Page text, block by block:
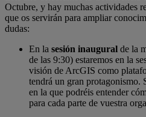
Octubre, y hay muchas actividades
que os servirán para ampliar
dudas:
En la sesión inaugural de la
de las 9:30) estaremos en la
visión de ArcGIS como
tendrá un gran protagonismo.
en la que podréis entender
para cada parte de vuestra